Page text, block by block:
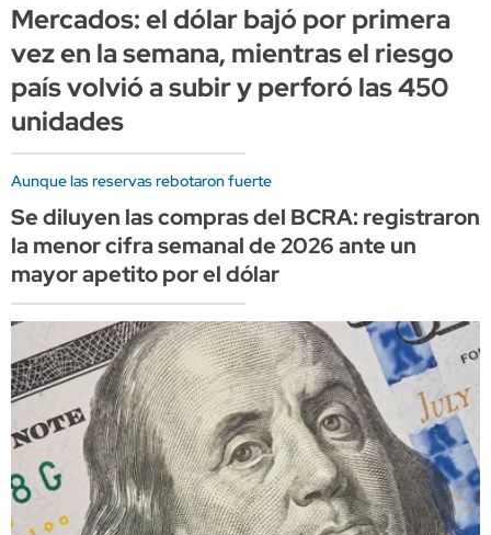
Mercados: el dólar bajó por primera
vez en la semana, mientras el riesgo
país volvió a subir y perforó las 450
unidades
Aunque las reservas rebotaron fuerte
Se diluyen las compras del BCRA: registraron
la menor cifra semanal de 2026 ante un
mayor apetito por el dólar